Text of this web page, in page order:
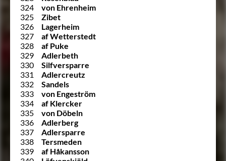
324
von Ehrenheim
325
Zibet
326
Lagerheim
327
af Wetterstedt
328
af Puke
329
Adlerbeth
330
Silfversparre
331
Adlercreutz
332
Sandels
333
von Engeström
334
af Klercker
335
von Döbeln
336
Adlerberg
337
Adlersparre
338
Tersmeden
339
af Håkansson